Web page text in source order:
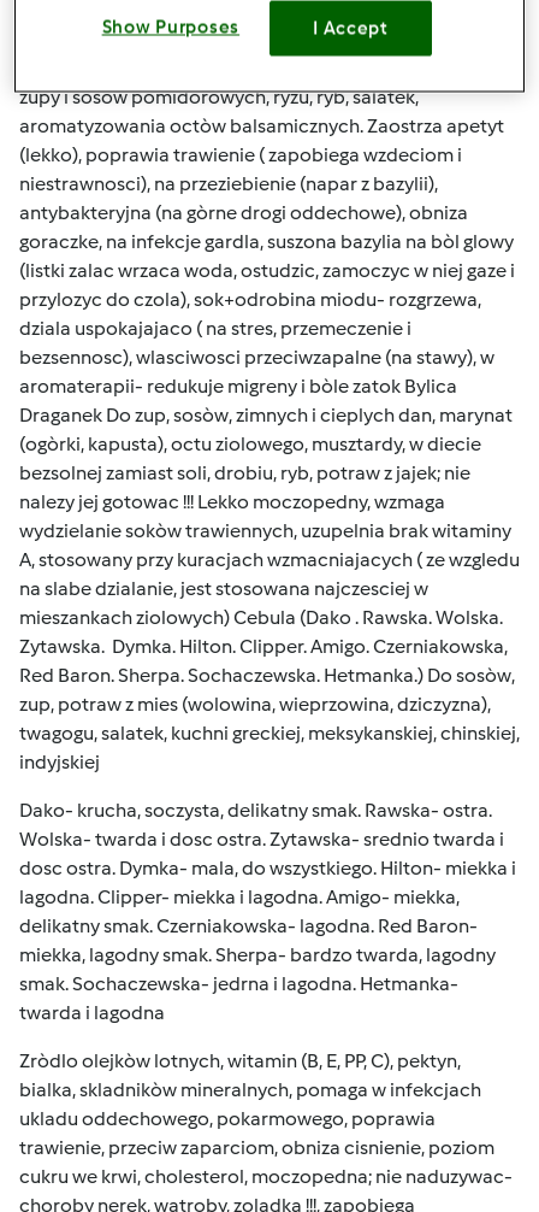
bolacego miejsca), na astme, przeziebienia, zapalenie
oskrzeli; UWAGA !!!- kobiety w ciazy – dzialanie poronne i
zupy i sosòw pomidorowych, ryzu, ryb, salatek,
aromatyzowania octòw balsamicznych. Zaostrza apetyt
(lekko), poprawia trawienie ( zapobiega wzdeciom i
niestrawnosci), na przeziebienie (napar z bazylii),
antybakteryjna (na gòrne drogi oddechowe), obniza
goraczke, na infekcje gardla, suszona bazylia na bòl glowy
(listki zalac wrzaca woda, ostudzic, zamoczyc w niej gaze i
przylozyc do czola), sok+odrobina miodu- rozgrzewa,
dziala uspokajajaco ( na stres, przemeczenie i
bezsennosc), wlasciwosci przeciwzapalne (na stawy), w
aromaterapii- redukuje migreny i bòle zatok Bylica
Draganek Do zup, sosòw, zimnych i cieplych dan, marynat
(ogòrki, kapusta), octu ziolowego, musztardy, w diecie
bezsolnej zamiast soli, drobiu, ryb, potraw z jajek; nie
nalezy jej gotowac !!! Lekko moczopedny, wzmaga
wydzielanie sokòw trawiennych, uzupelnia brak witaminy
A, stosowany przy kuracjach wzmacniajacych ( ze wzgledu
na slabe dzialanie, jest stosowana najczesciej w
mieszankach ziolowych) Cebula (Dako . Rawska. Wolska.
Zytawska. Dymka. Hilton. Clipper. Amigo. Czerniakowska,
Red Baron. Sherpa. Sochaczewska. Hetmanka.) Do sosòw,
zup, potraw z mies (wolowina, wieprzowina, dziczyzna),
twagogu, salatek, kuchni greckiej, meksykanskiej, chinskiej,
indyjskiej
Dako- krucha, soczysta, delikatny smak. Rawska- ostra.
Wolska- twarda i dosc ostra. Zytawska- srednio twarda i
dosc ostra. Dymka- mala, do wszystkiego. Hilton- miekka i
lagodna. Clipper- miekka i lagodna. Amigo- miekka,
delikatny smak. Czerniakowska- lagodna. Red Baron-
miekka, lagodny smak. Sherpa- bardzo twarda, lagodny
smak. Sochaczewska- jedrna i lagodna. Hetmanka-
twarda i lagodna
Zròdlo olejkòw lotnych, witamin (B, E, PP, C), pektyn,
bialka, skladnikòw mineralnych, pomaga w infekcjach
ukladu oddechowego, pokarmowego, poprawia
trawienie, przeciw zaparciom, obniza cisnienie, poziom
cukru we krwi, cholesterol, moczopedna; nie naduzywac-
choroby nerek, watroby, zoladka !!!, zapobiega
Show Purposes I Accept